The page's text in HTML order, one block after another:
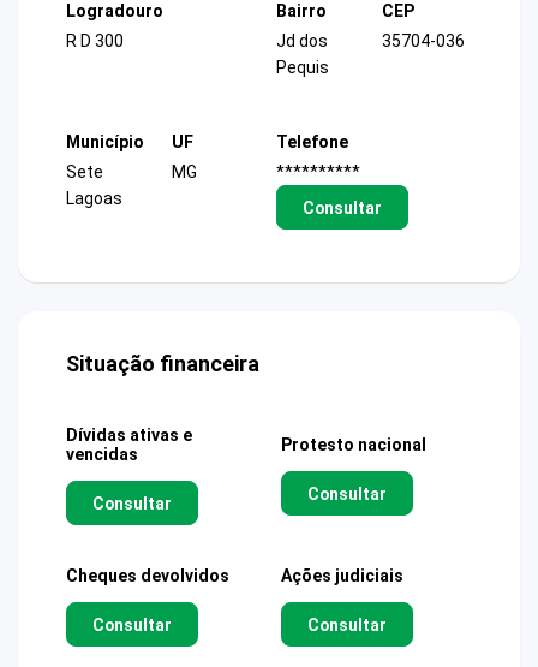
Logradouro
R D 300
Bairro
Jd dos
Pequis
CEP
35704-036
Município
Sete
Lagoas
UF
MG
Telefone
**********
Consultar
Situação financeira
Dívidas ativas e
vencidas
Consultar
Protesto nacional
Consultar
Cheques devolvidos
Consultar
Ações judiciais
Consultar